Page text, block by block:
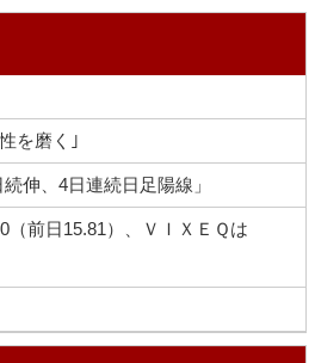
を磨く｣
伸、4日連続日足陽線」
（前日15.81）、ＶＩＸＥＱは